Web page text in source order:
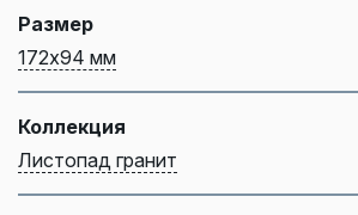
Размер
172х94 мм
Коллекция
Листопад гранит